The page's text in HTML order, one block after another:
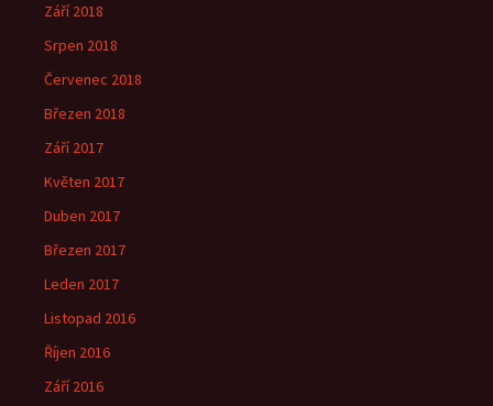
Září 2018
Srpen 2018
Červenec 2018
Březen 2018
Září 2017
Květen 2017
Duben 2017
Březen 2017
Leden 2017
Listopad 2016
Říjen 2016
Září 2016